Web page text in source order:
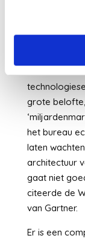
architectuur
grote
het bureau
laten
architectuur
gaat niet
citeerde de
van Gartner.
Er is een